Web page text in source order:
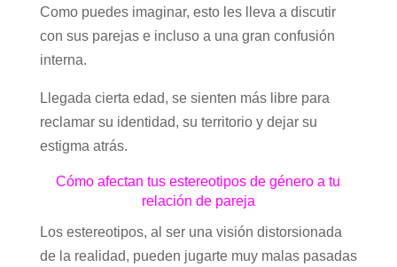
Como puedes imaginar, esto les lleva a discutir
con sus parejas e incluso a una gran confusión
interna.
Llegada cierta edad, se sienten más libre para
reclamar su identidad, su territorio y dejar su
estigma atrás.
Cómo afectan tus estereotipos de género a tu
relación de pareja
Los estereotipos, al ser una visión distorsionada
de la realidad, pueden jugarte muy malas pasadas